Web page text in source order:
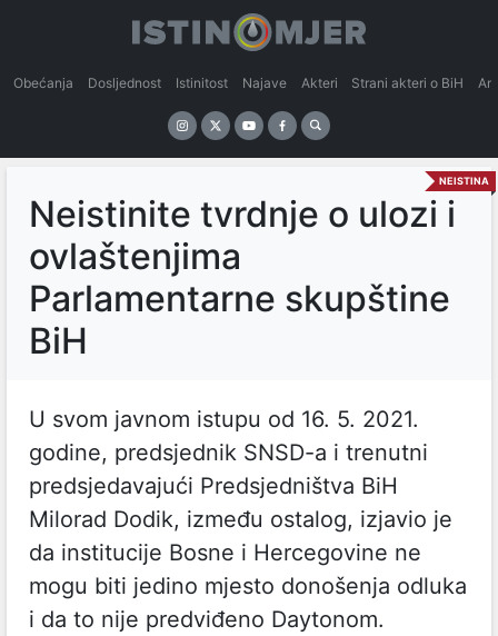
Obećanja Dosljednost Istinitost Najave Akteri Strani akteri o BiH
NEISTINA
Neistinite tvrdnje o ulozi i
ovlaštenjima
Parlamentarne skupštine
BiH
U svom javnom istupu od 16. 5. 2021.
godine, predsjednik SNSD-a i trenutni
predsjedavajući Predsjedništva BiH
Milorad Dodik, između ostalog, izjavio je
da institucije Bosne i Hercegovine ne
mogu biti jedino mjesto donošenja odluka
i da to nije predviđeno Daytonom.